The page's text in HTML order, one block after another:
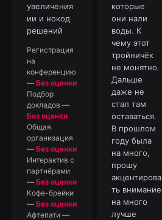
увеличения
ии и нокод
решений
Регистрация
на
конференцию
— Без оценки
Подбор
докладов —
Без оценки
Общая
организация
— Без оценки
Интерактив с
партнёрами
— Без оценки
Кофе-брейки
— Без оценки
Афтепати —
которые
они нали
воды. К
чему этот
тройничёк
не монятно.
Дальше
даже не
стал там
оставаться.
В прошлом
году была
на много,
прошу
акцентирова
ть внимание
на много
лучше